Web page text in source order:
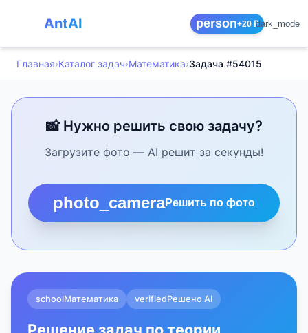
AntAI person+20 ₽dark_mode
Главная›Каталог задач›Математика›Задача #54015
📸 Нужно решить свою задачу?
Загрузите фото — AI решит за секунды!
photo_cameraРешить по фото
schoolМатематика verifiedРешено AI